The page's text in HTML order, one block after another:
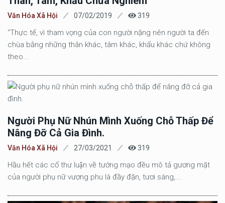
Văn Hóa Xã Hội 07/02/2019 319
“Thực tế, vì tham vọng của con người nặng nên người ta đến
chùa bằng những thân khác, tâm khác, khẩu khác chứ không
theo...
Người Phụ Nữ Nhún Mình Xuống Chỗ Thấp Để
Nâng Đỡ Cả Gia Đình.
Văn Hóa Xã Hội 27/03/2021 319
Hầu hết các cổ thư luận về tướng mạo đều mô tả gương mặt
của người phụ nữ vượng phu là đầy đặn, tươi sáng,...